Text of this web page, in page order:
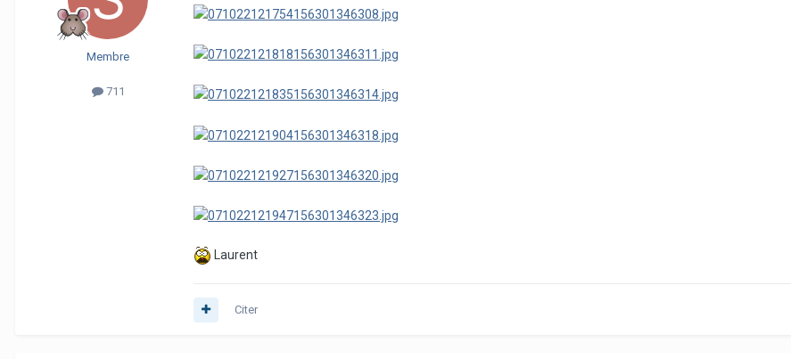
Membre
711
Laurent
Citer